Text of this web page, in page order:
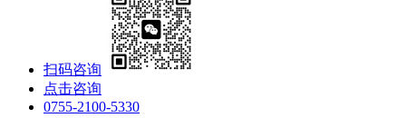
扫码咨询
点击咨询
0755-2100-5330